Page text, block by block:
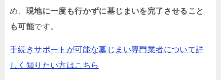
め、 現地に一度も行かずに墓じまいを完了させること
も可能です。
手続きサポートが可能な墓じまい専門業者について詳
しく知りたい方はこちら